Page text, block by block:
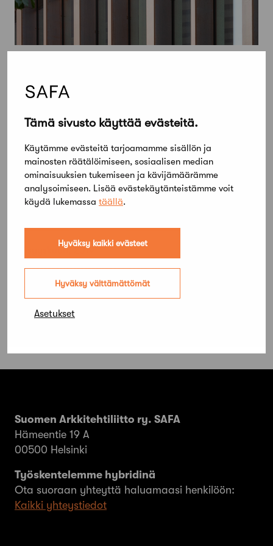
Tämä sivusto käyttää evästeitä.
Käytämme evästeitä tarjoamamme sisällön ja
mainosten räätälöimiseen, sosiaalisen median
ominaisuuksien tukemiseen ja kävijämäärämme
analysoimiseen. Lisää evästekäytänteistämme voit
käydä lukemassa täällä.
Hyväksy kaikki evästeet
Hyväksy välttämättömät
Asetukset
27 syyskuun, 2019
Haapaniemenkatu 4:n suunnittelu- ja
tontinluovutuskilpailu on ratkennut
Suomen Arkkitehtiliitto ry. SAFA
Hämeentie 19 A
00500 Helsinki
Työskentelemme hybridinä
Ota suoraan yhteyttä haluamaasi henkilöön:
Kaikki yhteystiedot